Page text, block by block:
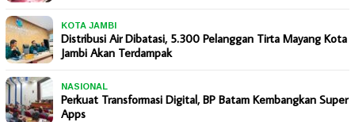
KOTA JAMBI
Distribusi Air Dibatasi, 5.300 Pelanggan Tirta Mayang Kota
Jambi Akan Terdampak
NASIONAL
Perkuat Transformasi Digital, BP Batam Kembangkan Super
Apps